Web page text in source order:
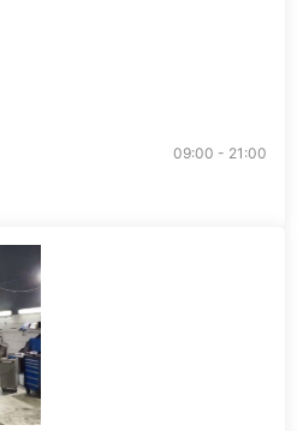
09:00 - 21:00